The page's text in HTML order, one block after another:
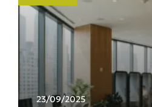
23/09/2025